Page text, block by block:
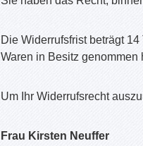
Die Widerrufsfrist beträgt
Waren in Besitz genommen
Um Ihr Widerrufsrecht
Frau Kirsten Neuffer